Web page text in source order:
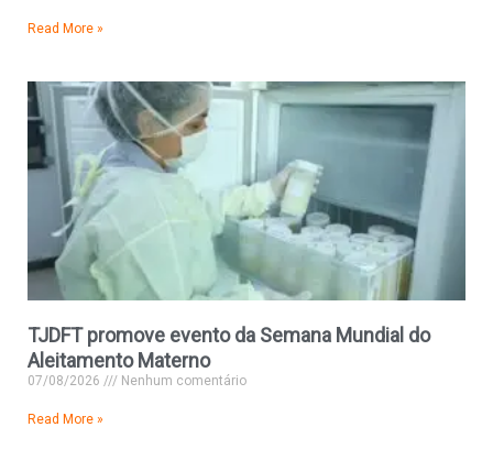
Read More »
TJDFT promove evento da Semana Mundial do
Aleitamento Materno
07/08/2026 Nenhum comentário
Read More »